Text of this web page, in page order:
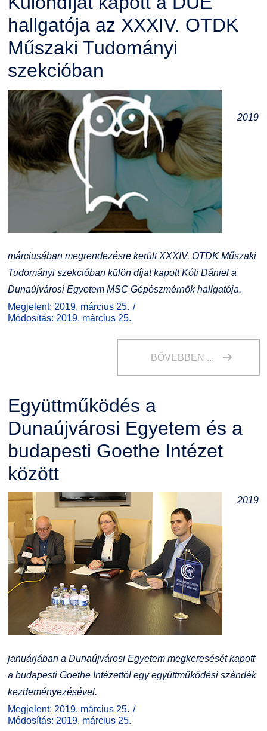
hallgatója az XXXIV. OTDK
Műszaki Tudományi
szekcióban
2019
márciusában megrendezésre került XXXIV. OTDK Műszaki
Tudományi szekcióban külön díjat kapott Kóti Dániel a
Dunaújvárosi Egyetem MSC Gépészmérnök hallgatója.
Megjelent: 2019. március 25.
Módosítás: 2019. március 25.
BŐVEBBEN ...
Együttműködés a
Dunaújvárosi Egyetem és a
budapesti Goethe Intézet
között
2019
januárjában a Dunaújvárosi Egyetem megkeresését kapott
a budapesti Goethe Intézettől egy együttműködési szándék
kezdeményezésével.
Megjelent: 2019. március 25.
Módosítás: 2019. március 25.